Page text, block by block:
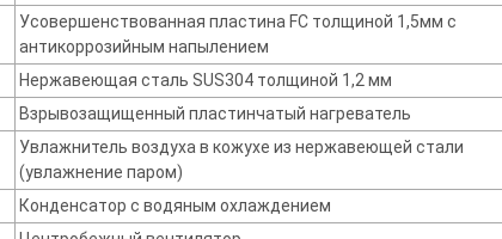
Усовершенствованная пластина FC толщиной 1,5мм с
антикоррозийным напылением
Нержавеющая сталь SUS304 толщиной 1,2 мм
Взрывозащищенный пластинчатый нагреватель
Увлажнитель воздуха в кожухе из нержавеющей стали
(увлажнение паром)
Конденсатор с водяным охлаждением